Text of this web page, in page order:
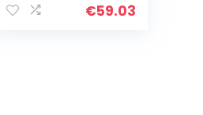
€59.03